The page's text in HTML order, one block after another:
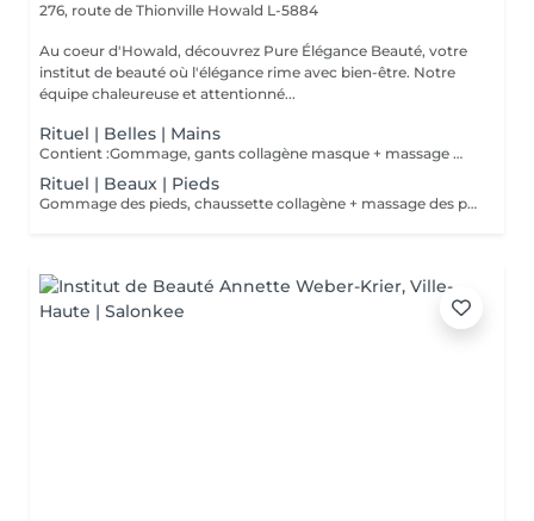
276, route de Thionville Howald L-5884
Au coeur d'Howald, découvrez Pure Élégance Beauté, votre
institut de beauté où l'élégance rime avec bien-être. Notre
équipe chaleureuse et attentionné...
Rituel | Belles | Mains
Contient :Gommage, gants collagène masque + massage mains
Rituel | Beaux | Pieds
Gommage des pieds, chaussette collagène + massage des pieds